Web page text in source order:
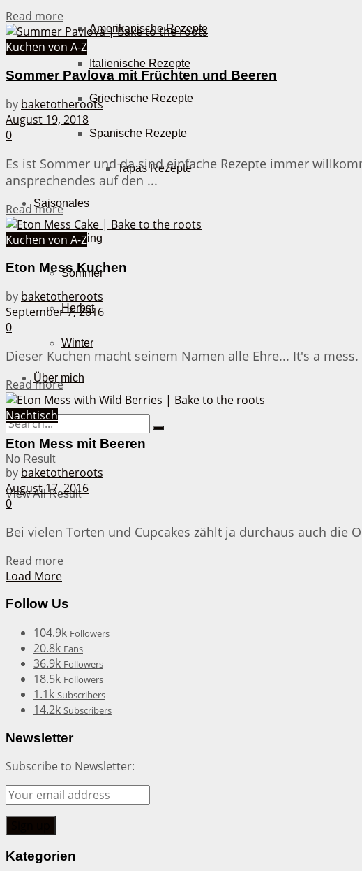
Amerikanische Rezepte
Italienische Rezepte
Griechische Rezepte
Spanische Rezepte
Tapas Rezepte
Saisonales
Frühling
Sommer
Herbst
Winter
Über mich
No Result
View All Result
Read more
Kuchen von A-Z
Sommer Pavlova mit Früchten und Beeren
by baketotheroots
August 19, 2018
0
Es ist Sommer und da sind einfache Rezepte immer
ansprechendes auf den ...
Read moreDetails
Kuchen von A-Z
Eton Mess Kuchen
by baketotheroots
September 7, 2016
0
Dieser Kuchen macht seinem Namen alle Ehre... It's a
Read moreDetails
Nachtisch
Eton Mess mit Beeren
by baketotheroots
August 17, 2016
0
Bei vielen Torten und Cupcakes zählt ja durchaus auch
Read more
Load More
Follow Us
104.9k Followers
20.8k Fans
36.9k Followers
18.5k Followers
1.1k Subscribers
14.2k Subscribers
Newsletter
Subscribe to Newsletter:
Kategorien